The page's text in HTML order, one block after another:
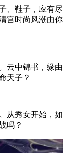
、鞋子，应有尽
宫时尚风潮由你
云中锦书，缘由
天子？
从秀女开始，如
吗？